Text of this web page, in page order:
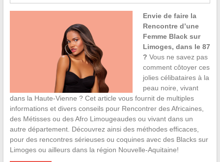
Envie de faire la
Rencontre d’une
Femme Black sur
Limoges, dans le 87
? Vous ne savez pas
comment côtoyer ces
jolies célibataires à la
peau noire, vivant
dans la Haute-Vienne ? Cet article vous fournit de multiples
informations et divers conseils pour Rencontrer des Africaines,
des Métisses ou des Afro Limougeaudes ou vivant dans un
autre département. Découvrez ainsi des méthodes efficaces,
pour des rencontres sérieuses ou coquines avec des Blacks sur
Limoges ou ailleurs dans la région Nouvelle-Aquitaine!